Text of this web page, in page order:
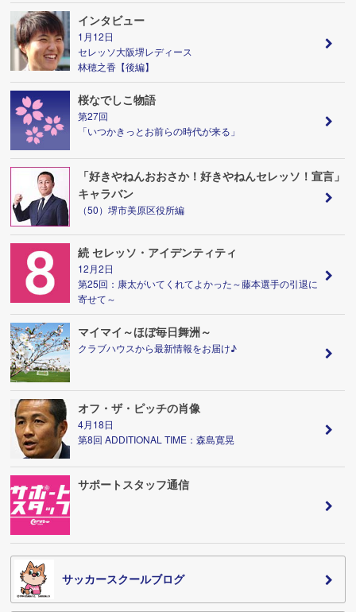
インタビュー
1月12日
セレッソ大阪堺レディース
林穂之香【後編】
桜なでしこ物語
第27回
「いつかきっとお前らの時代が来る」
「好きやねんおおさか！好きやねんセレッソ！宣言」
キャラバン
（50）堺市美原区役所編
続 セレッソ・アイデンティティ
12月2日
第25回：康太がいてくれてよかった～藤本選手の引退に
寄せて～
マイマイ～ほぼ毎日舞洲～
クラブハウスから最新情報をお届け♪
オフ・ザ・ピッチの肖像
4月18日
第8回 ADDITIONAL TIME：森島寛晃
サポートスタッフ通信
サッカースクールブログ